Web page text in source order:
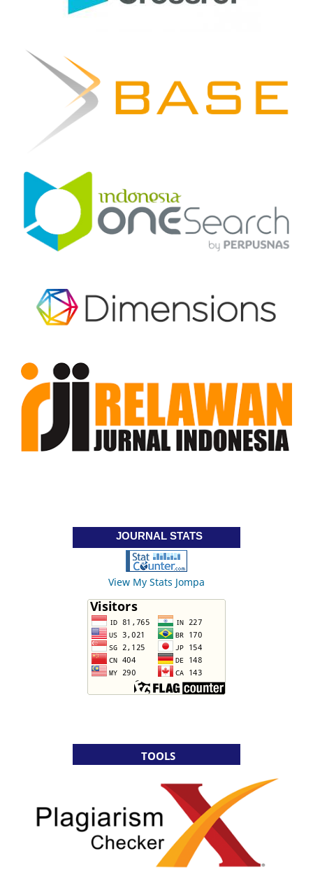
JOURNAL STATS
View My Stats Jompa
TOOLS